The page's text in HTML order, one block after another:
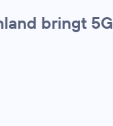
bringt 5G